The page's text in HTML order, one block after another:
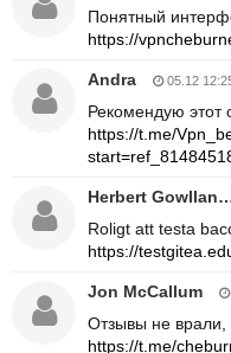
Понятный
https://
Andra 05.12
Рекомендую этот
https://t.me/
Herbert
Roligt att testa
https://
Jon McCallum
Отзывы не врали,
https://t.me/